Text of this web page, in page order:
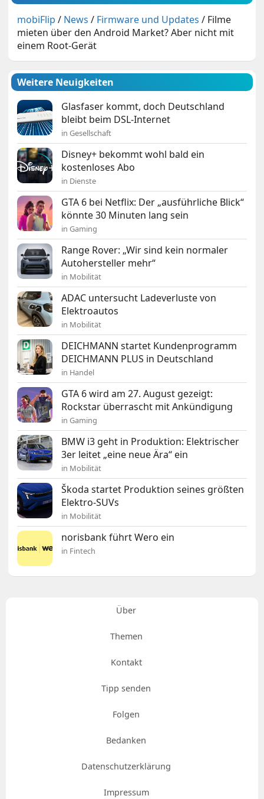
mobiFlip / News / Firmware und Updates / Filme
mieten über den Android Market? Aber nicht mit
einem Root-Gerät
Weitere Neuigkeiten
Glasfaser kommt, doch Deutschland
bleibt beim DSL-Internet
in Gesellschaft
Disney+ bekommt wohl bald ein
kostenloses Abo
in Dienste
GTA 6 bei Netflix: Der „ausführliche Blick“
könnte 30 Minuten lang sein
in Gaming
Range Rover: „Wir sind kein normaler
Autohersteller mehr“
in Mobilität
ADAC untersucht Ladeverluste von
Elektroautos
in Mobilität
DEICHMANN startet Kundenprogramm
DEICHMANN PLUS in Deutschland
in Handel
GTA 6 wird am 27. August gezeigt:
Rockstar überrascht mit Ankündigung
in Gaming
BMW i3 geht in Produktion: Elektrischer
3er leitet „eine neue Ära“ ein
in Mobilität
Škoda startet Produktion seines größten
Elektro-SUVs
in Mobilität
norisbank führt Wero ein
in Fintech
Über
Themen
Kontakt
Tipp senden
Folgen
Bedanken
Datenschutzerklärung
Impressum